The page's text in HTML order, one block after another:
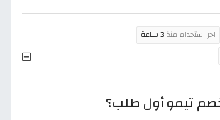
اخر استخدام منذ 3 ساعة
تيمو أول طلب؟